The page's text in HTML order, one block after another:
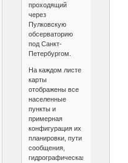
проходящий
через
Пулковскую
обсерваторию
под Санкт-
Петербургом.
На каждом листе
карты
отображены все
населенные
пункты и
примерная
конфигурация их
планировки, пути
сообщения,
гидрографическая